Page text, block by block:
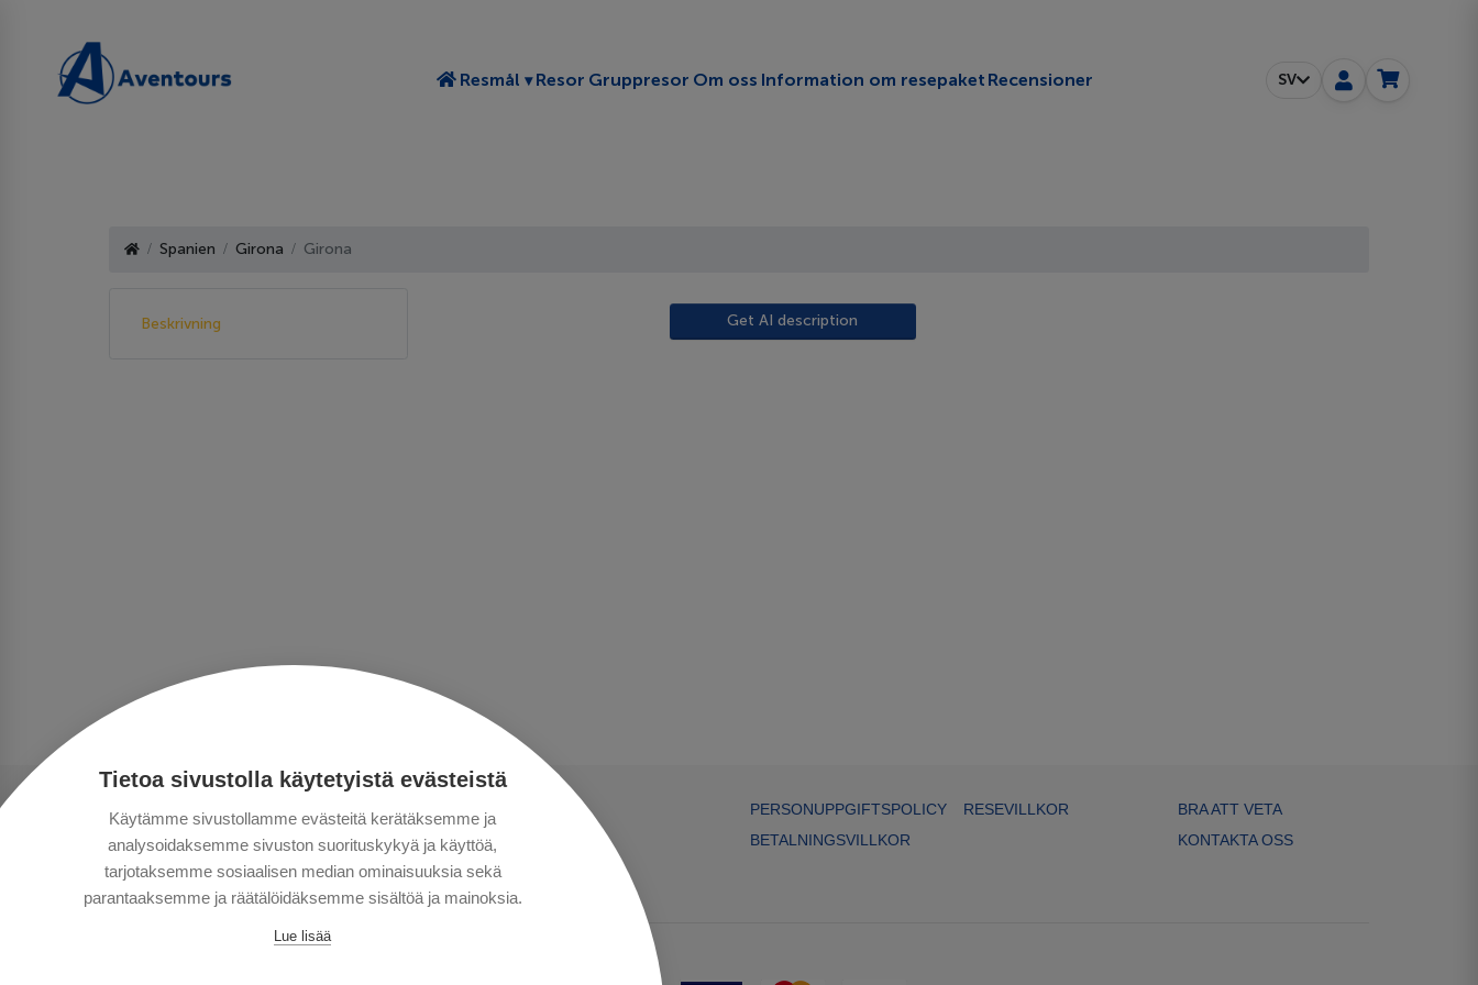
Tietoa sivustolla käytetyistä evästeistä
Käytämme sivustollamme evästeitä kerätäksemme ja
analysoidaksemme sivuston suorituskykyä ja käyttöä,
tarjotaksemme sosiaalisen median ominaisuuksia sekä
parantaaksemme ja räätälöidäksemme sisältöä ja mainoksia.
Lue lisää
Resmål Toggle submenu
Resor Gruppresor Om oss Information om resepaket Recensioner SV
Spanien Girona Girona
Beskrivning Get AI description
PERSONUPPGIFTSPOLICY
BETALNINGSVILLKOR
RESEVILLKOR
BRA ATT VETA
KONTAKTA OSS